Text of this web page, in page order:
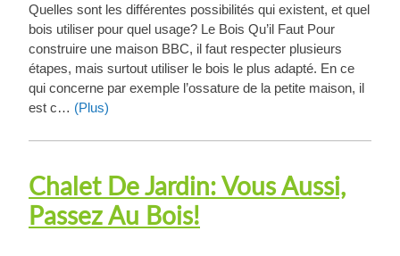
Quelles sont les différentes possibilités qui existent, et quel
bois utiliser pour quel usage? Le Bois Qu’il Faut Pour
construire une maison BBC, il faut respecter plusieurs
étapes, mais surtout utiliser le bois le plus adapté. En ce
qui concerne par exemple l’ossature de la petite maison, il
est c… (Plus)
Chalet De Jardin: Vous Aussi,
Passez Au Bois!